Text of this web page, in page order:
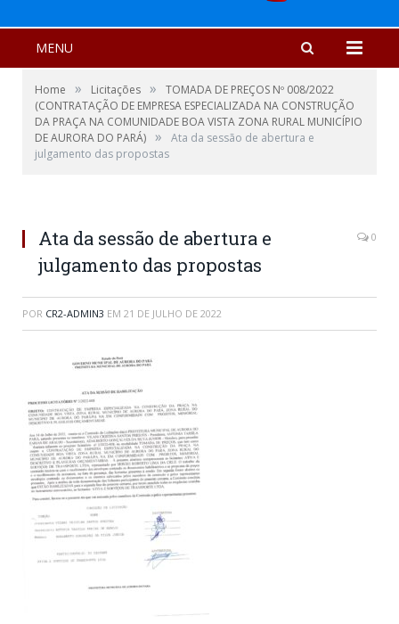
MENU
Home » Licitações »
TOMADA DE PREÇOS Nº 008/2022
(CONTRATAÇÃO DE EMPRESA ESPECIALIZADA NA CONSTRUÇÃO
DA PRAÇA NA COMUNIDADE BOA VISTA ZONA RURAL MUNICÍPIO
DE AURORA DO PARÁ) »
Ata da sessão de abertura e
julgamento das propostas
Ata da sessão de abertura e
julgamento das propostas
0
POR CR2-ADMIN3 EM 21 DE JULHO DE 2022